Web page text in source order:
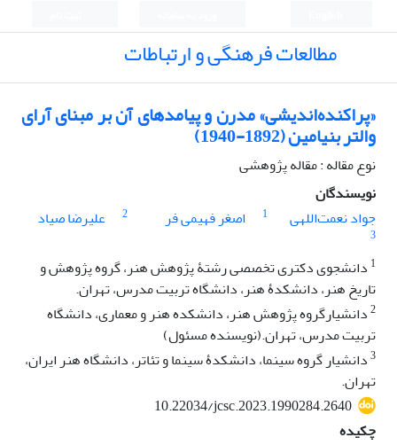
مطالعات فرهنگی و ارتباطات
«پراکنده‌اندیشی» مدرن و پیامدهای آن بر مبنای آرای
والتر بنیامین (1892-1940)
نوع مقاله : مقاله پژوهشی
نویسندگان
جواد نعمت‌اللهی
1 اصغر فهیمی فر 2 علیرضا صیاد
3
1 دانشجوی دکتری تخصصی رشتۀ پژوهش هنر، گروه پژوهش و
تاریخ هنر، دانشکدۀ هنر، دانشگاه تربیت مدرس، تهران.
2دانشیارگروه پژوهش هنر، دانشکده هنر و معماری، دانشگاه
تربیت مدرس، تهران.(نویسنده مسئول)
3دانشیار گروه سینما، دانشکدۀ سینما و تئاتر، دانشگاه هنر ایران،
تهران.
10.22034/jcsc.2023.1990284.2640
چکیده